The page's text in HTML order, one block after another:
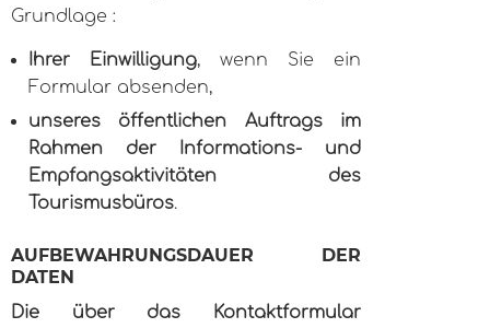
Grundlage :
Ihrer Einwilligung, wenn Sie ein
Formular absenden,
unseres öffentlichen Auftrags im
Rahmen der Informations- und
Empfangsaktivitäten des
Tourismusbüros.
AUFBEWAHRUNGSDAUER DER
DATEN
Die über das Kontaktformular